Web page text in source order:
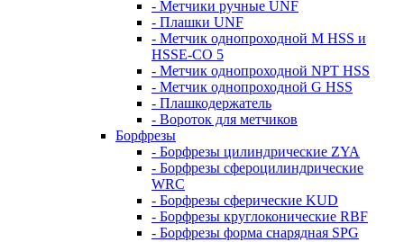
- Метчики ручные UNF
- Плашки UNF
- Метчик однопроходной M HSS и
HSSE-CO 5
- Метчик однопроходной NPT HSS
- Метчик однопроходной G HSS
- Плашкодержатель
- Вороток для метчиков
Борфрезы
- Борфрезы цилиндрические ZYA
- Борфрезы сфероцилиндрические
WRC
- Борфрезы сферические KUD
- Борфрезы круглоконические RBF
- Борфрезы форма снарядная SPG